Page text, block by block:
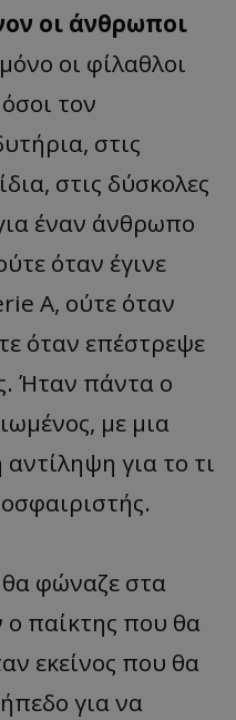
οι άνθρωποι
οι φίλαθλοι
τον
στις
στις δύσκολες
έναν άνθρωπο
όταν έγινε
A, ούτε όταν
όταν επέστρεψε
Ήταν πάντα ο
με μια
για το τι
φώναζε στα
παίκτης που θα
εκείνος που θα
για να